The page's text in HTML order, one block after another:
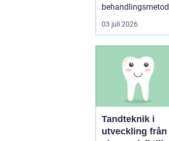
behandlingsmetod
som stödjer
kroppens egen
läknings...
03 juli 2026
Tandteknik i
utveckling från